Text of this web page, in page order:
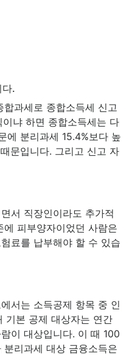
다.
과세로 종합소득세 신고
냐 하면 종합소득세는 다
에 분리과세 15.4%보다 높
문입니다. 그리고 신고 자
서 직장인이라도 추가적
피부양자이었던 사람은
료를 납부해야 할 수 있습
서는 소득공제 항목 중 인
기본 공제 대상자는 연간
이 대상입니다. 이 때 100
리과세 대상 금융소득은